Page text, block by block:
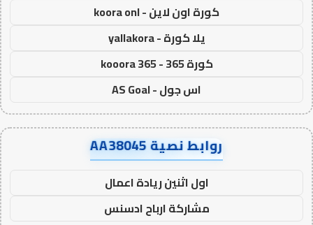
كورة اون لاين - koora onl
يلا كورة - yallakora
كورة 365 - kooora 365
اس جول - AS Goal
روابط نصية AA38045
اول اثنين ريادة اعمال
مشاركة ارباح ادسنس